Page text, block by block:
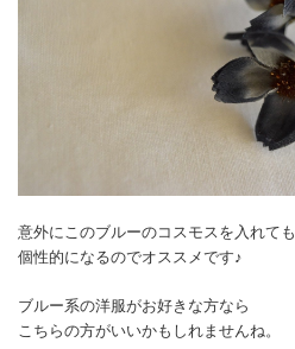
意外にこのブルーのコスモスを入れても
個性的になるのでオススメです♪
ブルー系の洋服がお好きな方なら
こちらの方がいいかもしれませんね。